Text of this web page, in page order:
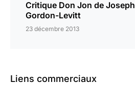
Critique Don Jon de Joseph
Gordon-Levitt
23 décembre 2013
Liens commerciaux